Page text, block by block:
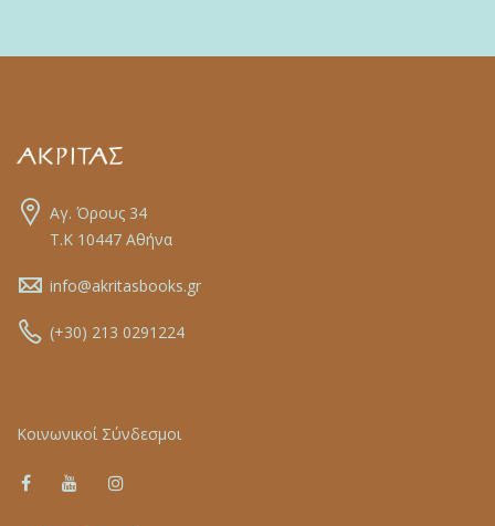
Αγ. Όρους 34
Τ.Κ 10447 Αθήνα
info@akritasbooks.gr
(+30) 213 0291224
Κοινωνικοί Σύνδεσμοι